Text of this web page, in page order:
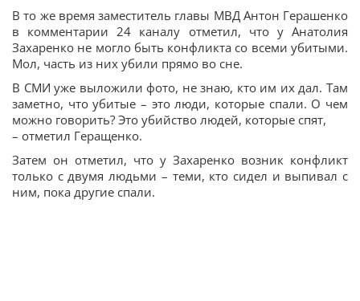
В то же время заместитель главы МВД Антон Герашенко
в комментарии 24 каналу отметил, что у Анатолия
Захаренко не могло быть конфликта со всеми убитыми.
Мол, часть из них убили прямо во сне.
В СМИ уже выложили фото, не знаю, кто им их дал. Там
заметно, что убитые – это люди, которые спали. О чем
можно говорить? Это убийство людей, которые спят,
– отметил Геращенко.
Затем он отметил, что у Захаренко возник конфликт
только с двумя людьми – теми, кто сидел и выпивал с
ним, пока другие спали.